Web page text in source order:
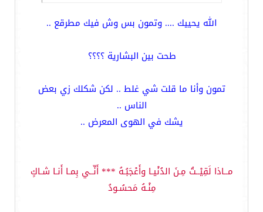
الله يحييك .... وتمون بس وش فيك مطرقع ..
طحت بين البشارية ؟؟؟؟
تمون وأنا ما قلت شي غلط .. لكن شكلك زي بعض
الناس ..
يشك في الهوى المعرض ..
مــاذا لَقِيْــتُ مِـنَ الدُنْيـا وأَعْجَبُـهُ *** أَنِّــي بِمـا أَنـا شـاكٍ
مِنْـهُ مَحسُـودُ